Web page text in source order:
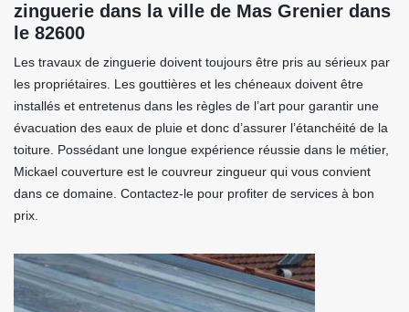
zinguerie dans la ville de Mas Grenier dans
le 82600
Les travaux de zinguerie doivent toujours être pris au sérieux par
les propriétaires. Les gouttières et les chéneaux doivent être
installés et entretenus dans les règles de l’art pour garantir une
évacuation des eaux de pluie et donc d’assurer l’étanchéité de la
toiture. Possédant une longue expérience réussie dans le métier,
Mickael couverture est le couvreur zingueur qui vous convient
dans ce domaine. Contactez-le pour profiter de services à bon
prix.